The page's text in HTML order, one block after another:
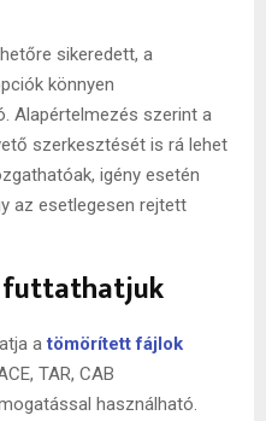
sikeredett, a
könnyen
Alapértelmezés szerint a
szerkesztését is rá lehet
igény esetén
az esetlegesen rejtett
futtathatjuk
a tömörített fájlok
TAR, CAB
használható.